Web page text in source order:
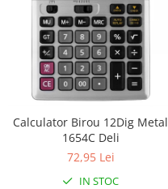
Calculator Birou 12Dig Metal
1654C Deli
72,95 Lei
IN STOC